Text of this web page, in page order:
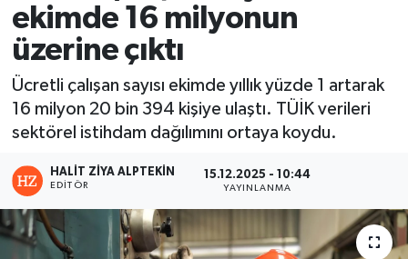
ekimde 16 milyonun
üzerine çıktı
Ücretli çalışan sayısı ekimde yıllık yüzde 1 artarak
16 milyon 20 bin 394 kişiye ulaştı. TÜİK verileri
sektörel istihdam dağılımını ortaya koydu.
HALIT ZIYA ALPTEKIN
EDITÖR
15.12.2025 - 10:44
YAYINLANMA